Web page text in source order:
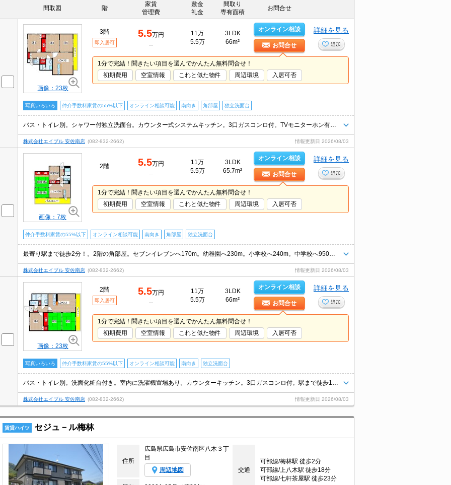
間取図 階
家賃
管理費
敷金
礼金
間取り
専有面積
お問合せ
画像：23枚
3階
即入居可
5.5万円
--
11万
5.5万
3LDK
66m²
オンライン相談
お問合せ
詳細を見る
追加
1分で完結！聞きたい項目を選んでかんたん無料問合せ！
初期費用
空室情報 これと似た物件 周辺環境 入居可否
写真いろいろ 仲介手数料家賃の55%以下 オンライン相談可能 南向き 角部屋 独立洗面台
株式会社エイブル 安佐南店 (082-832-2662) 情報更新日 2026/08/03
画像：7枚
2階 5.5万円
--
11万
5.5万
3LDK
65.7m²
オンライン相談
お問合せ
詳細を見る
追加
1分で完結！聞きたい項目を選んでかんたん無料問合せ！
初期費用
空室情報 これと似た物件 周辺環境 入居可否
仲介手数料家賃の55%以下 オンライン相談可能 南向き 角部屋 独立洗面台
株式会社エイブル 安佐南店 (082-832-2662) 情報更新日 2026/08/03
画像：23枚
2階
即入居可
5.5万円
--
11万
5.5万
3LDK
66m²
オンライン相談
お問合せ
詳細を見る
追加
1分で完結！聞きたい項目を選んでかんたん無料問合せ！
初期費用
空室情報 これと似た物件 周辺環境 入居可否
写真いろいろ 仲介手数料家賃の55%以下 オンライン相談可能 南向き 独立洗面台
株式会社エイブル 安佐南店 (082-832-2662) 情報更新日 2026/08/03
賃貸ハイツ セジュ－ル梅林
住所
広島県広島市安佐南区八木３丁
目
周辺地図 交通
可部線/梅林駅 徒歩2分
可部線/上八木駅 徒歩18分
可部線/七軒茶屋駅 徒歩23分